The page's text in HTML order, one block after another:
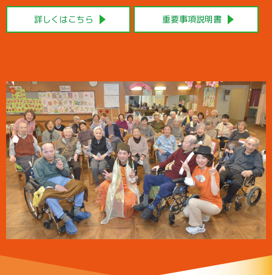
詳しくはこちら 重要事項説明書